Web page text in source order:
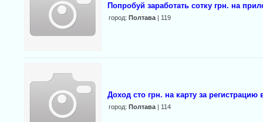
Попробуй заработать сотку грн. на
город: Полтава| 119
Доход сто грн. на карту за
город: Полтава| 114